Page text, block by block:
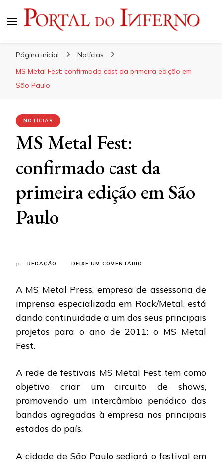
Página inicial
Notícias
MS Metal Fest: confirmado cast da primeira edição em
São Paulo
NOTÍCIAS
MS Metal Fest:
confirmado cast da
primeira edição em São
Paulo
por REDAÇÃO DEIXE UM COMENTÁRIO
FEST:
CAST
DA
EDIÇÃO
A MS Metal Press, empresa de assessoria de
imprensa especializada em Rock/Metal, está
dando continuidade a um dos seus principais
projetos para o ano de 2011: o MS Metal
Fest.
A rede de festivais MS Metal Fest tem como
objetivo criar um circuito de shows,
promovendo um intercâmbio periódico das
bandas agregadas à empresa nos principais
estados do país.
A cidade de São Paulo sediará o festival em